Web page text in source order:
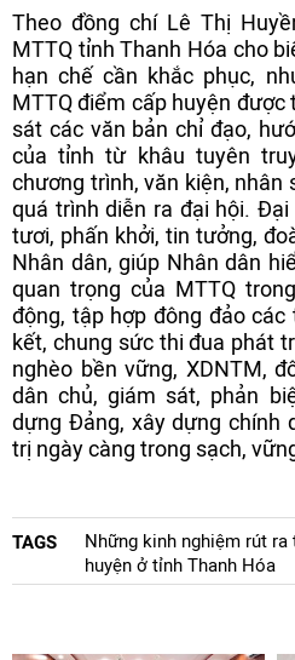
Theo đồng chí Lê Thị
MTTQ tỉnh Thanh Hóa cho
hạn chế cần khắc phục,
MTTQ điểm cấp huyện
sát các văn bản chỉ đạo,
của tỉnh từ khâu tuyên
chương trình, văn kiện, nhân
quá trình diễn ra đại hội.
tươi, phấn khởi, tin tưởng,
Nhân dân, giúp Nhân dân
quan trọng của MTTQ
động, tập hợp đông đảo
kết, chung sức thi đua phát
nghèo bền vững, XDNTM,
dân chủ, giám sát, phản
dựng Đảng, xây dựng chính
trị ngày càng trong sạch,
TAGS
Những kinh nghiệm rút
huyện ở tỉnh Thanh Hóa